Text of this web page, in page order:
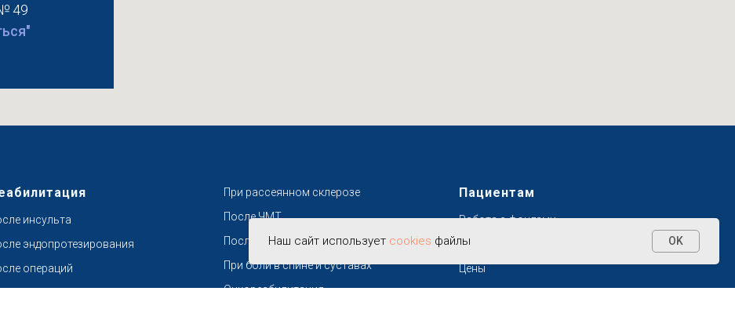
49
инсульта
эндопротезирования
операций
При рассеянном склерозе
После ЧМТ
После переломов
При боли в спине и суставах
Онкореабилитация
Пациентам
Работа с фондами
Фотогалерея
Цены
Наш сайт использует cookies файлы OK